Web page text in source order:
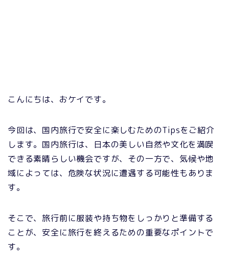
こんにちは、おケイです。
今回は、国内旅行で安全に楽しむためのTipsをご紹介
します。国内旅行は、日本の美しい自然や文化を満喫
できる素晴らしい機会ですが、その一方で、気候や地
域によっては、危険な状況に遭遇する可能性もありま
す。
そこで、旅行前に服装や持ち物をしっかりと準備する
ことが、安全に旅行を終えるための重要なポイントで
す。